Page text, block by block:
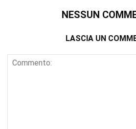
NESSUN
LASCIA UN